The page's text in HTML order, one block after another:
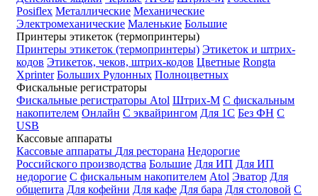
Posiflex Металлические Механические
Электромеханические Маленькие Большие
Принтеры этикеток (термопринтеры)
Принтеры этикеток (термопринтеры) Этикеток и штрих-
кодов Этикеток, чеков, штрих-кодов Цветные Rongta
Xprinter Больших Рулонных Полноцветных
Фискальные регистраторы
Фискальные регистраторы Atol Штрих-М С фискальным
накопителем Онлайн С эквайрингом Для 1С Без ФН С
USB
Кассовые аппараты
Кассовые аппараты Для ресторана Недорогие
Российского производства Большие Для ИП Для ИП
недорогие С фискальным накопителем Atol Эватор Для
общепита Для кофейни Для кафе Для бара Для столовой С